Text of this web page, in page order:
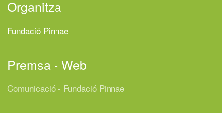
Organitza
Fundació Pinnae
Premsa - Web
Comunicació - Fundació Pinnae